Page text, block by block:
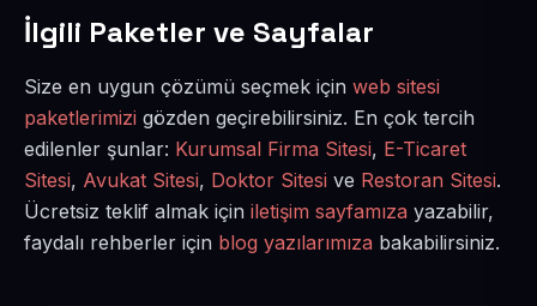
İlgili Paketler ve Sayfalar
Size en uygun çözümü seçmek için web sitesi
paketlerimizi gözden geçirebilirsiniz. En çok tercih
edilenler şunlar: Kurumsal Firma Sitesi, E-Ticaret
Sitesi, Avukat Sitesi, Doktor Sitesi ve Restoran Sitesi.
Ücretsiz teklif almak için iletişim sayfamıza yazabilir,
faydalı rehberler için blog yazılarımıza bakabilirsiniz.